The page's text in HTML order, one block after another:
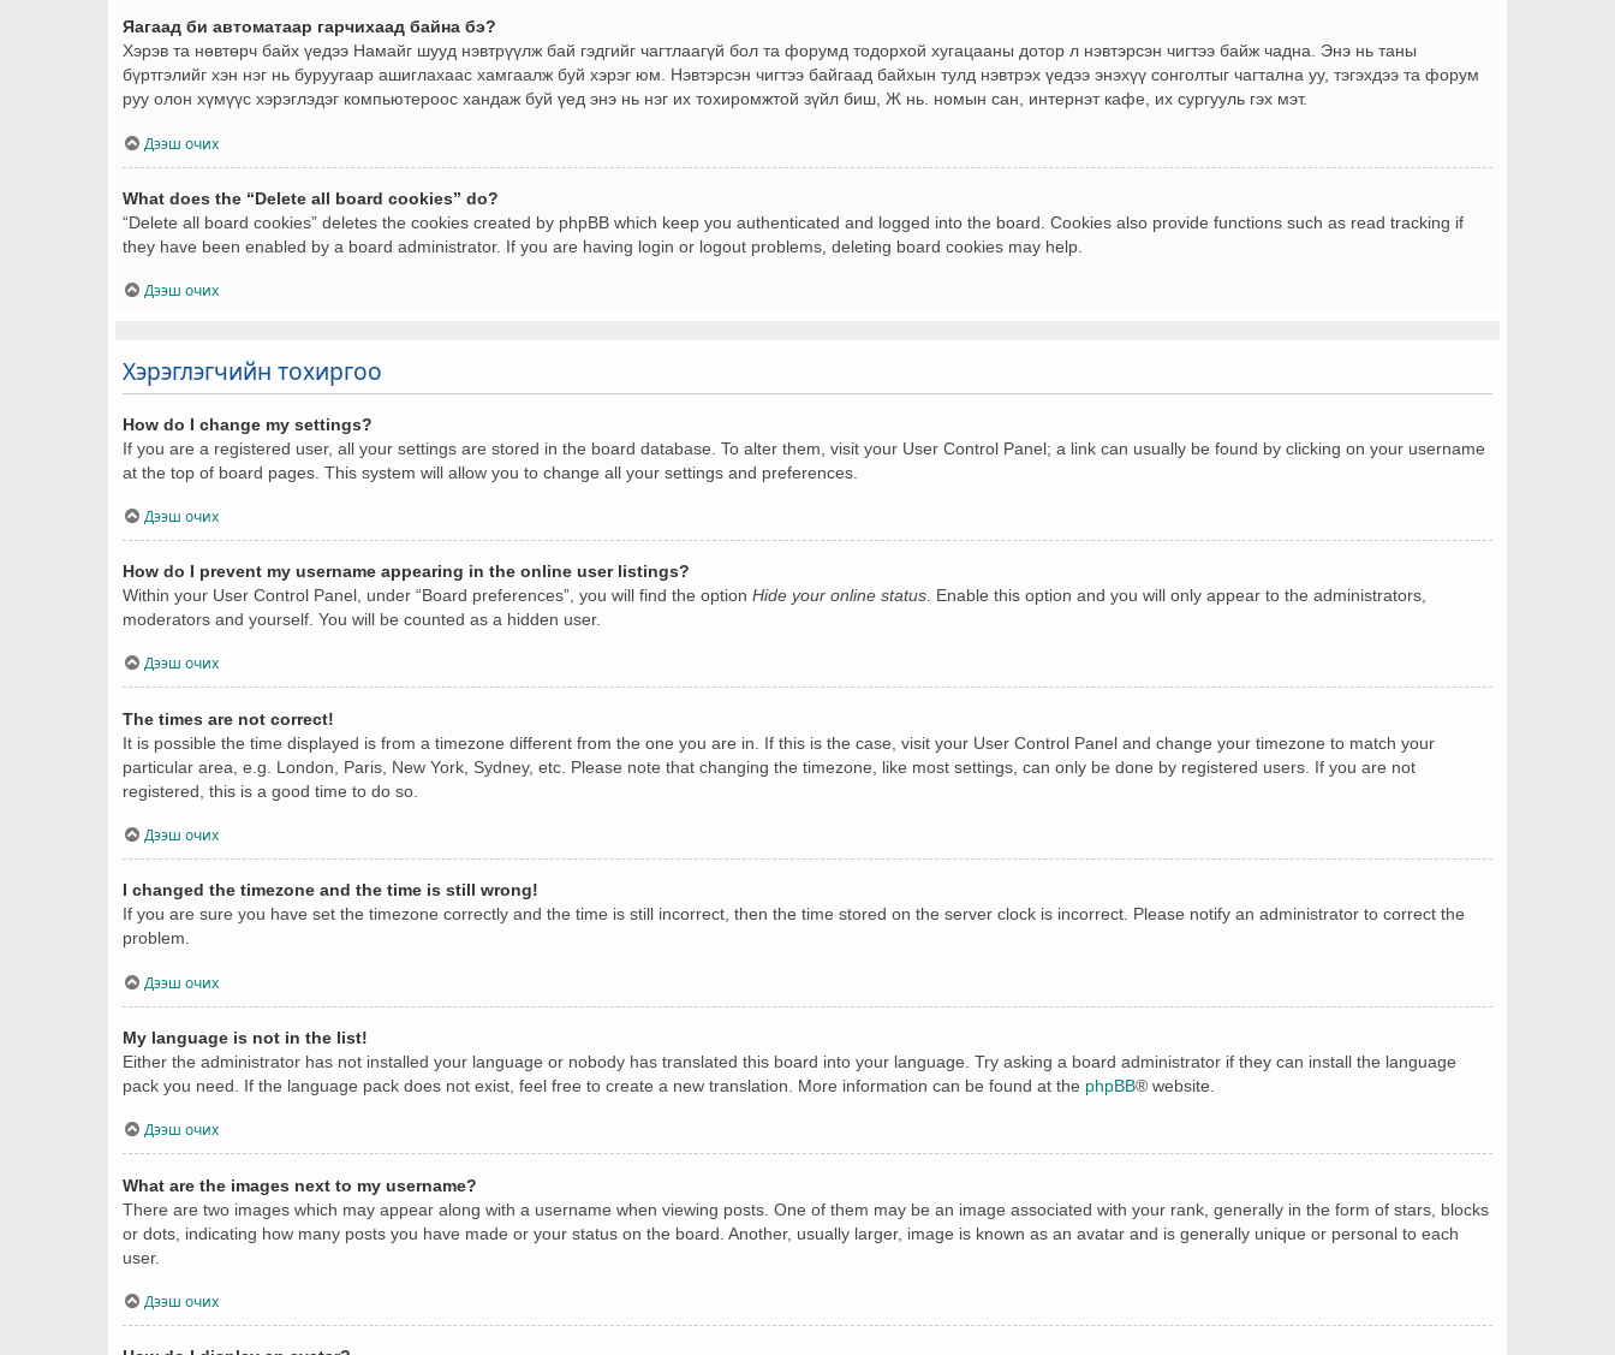
Яагаад би автоматаар гарчихаад байна бэ?
Хэрэв та нөвтөрч байх үедээ Намайг шууд нэвтрүүлж бай гэдгийг чагтлаагүй бол та форумд тодорхой хугацааны дотор л нэвтэрсэн чигтээ байж чадна. Энэ нь таны
бүртгэлийг хэн нэг нь буруугаар ашиглахаас хамгаалж буй хэрэг юм. Нэвтэрсэн чигтээ байгаад байхын тулд нэвтрэх үедээ энэхүү сонголтыг чагтална уу, тэгэхдээ та форум
руу олон хүмүүс хэрэглэдэг компьютероос хандаж буй үед энэ нь нэг их тохиромжтой зүйл биш, Ж нь. номын сан, интернэт кафе, их сургууль гэх мэт.
Дээш очих
What does the “Delete all board cookies” do?
“Delete all board cookies” deletes the cookies created by phpBB which keep you authenticated and logged into the board. Cookies also provide functions such as read tracking if
they have been enabled by a board administrator. If you are having login or logout problems, deleting board cookies may help.
Дээш очих
Хэрэглэгчийн тохиргоо
How do I change my settings?
If you are a registered user, all your settings are stored in the board database. To alter them, visit your User Control Panel; a link can usually be found by clicking on your username
at the top of board pages. This system will allow you to change all your settings and preferences.
Дээш очих
How do I prevent my username appearing in the online user listings?
Within your User Control Panel, under “Board preferences”, you will find the option Hide your online status. Enable this option and you will only appear to the administrators,
moderators and yourself. You will be counted as a hidden user.
Дээш очих
The times are not correct!
It is possible the time displayed is from a timezone different from the one you are in. If this is the case, visit your User Control Panel and change your timezone to match your
particular area, e.g. London, Paris, New York, Sydney, etc. Please note that changing the timezone, like most settings, can only be done by registered users. If you are not
registered, this is a good time to do so.
Дээш очих
I changed the timezone and the time is still wrong!
If you are sure you have set the timezone correctly and the time is still incorrect, then the time stored on the server clock is incorrect. Please notify an administrator to correct the
problem.
Дээш очих
My language is not in the list!
Either the administrator has not installed your language or nobody has translated this board into your language. Try asking a board administrator if they can install the language
pack you need. If the language pack does not exist, feel free to create a new translation. More information can be found at the phpBB® website.
Дээш очих
What are the images next to my username?
There are two images which may appear along with a username when viewing posts. One of them may be an image associated with your rank, generally in the form of stars, blocks
or dots, indicating how many posts you have made or your status on the board. Another, usually larger, image is known as an avatar and is generally unique or personal to each
user.
Дээш очих